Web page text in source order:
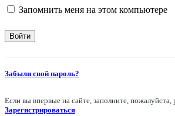
Запомнить меня на этом компьютере
Забыли свой пароль?
Если вы впервые на сайте, заполните,
Зарегистрироваться